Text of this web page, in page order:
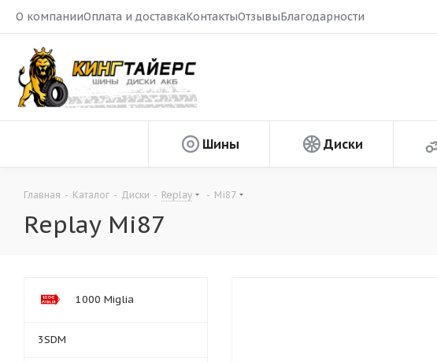
О компанииОплата и доставкаКонтактыОтзывыБлагодарности
Шины Диски
Главная - Каталог - Диски - Replay - Mi87
Replay Mi87
1000 Miglia
3SDM